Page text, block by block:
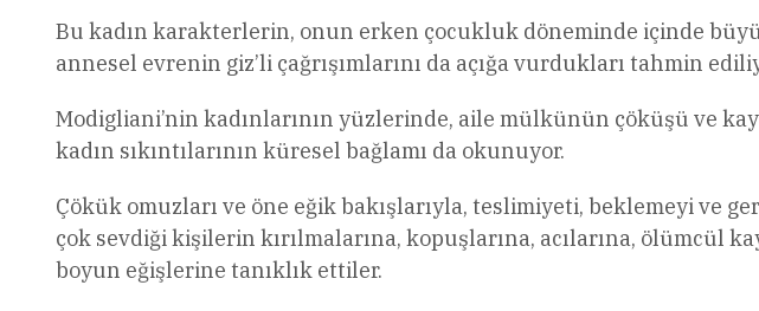
Bu kadın karakterlerin, onun erken çocukluk döneminde içinde
annesel evrenin giz’li çağrışımlarını da açığa vurdukları tahmin
Modigliani’nin kadınlarının yüzlerinde, aile mülkünün çöküşü ve
kadın sıkıntılarının küresel bağlamı da okunuyor.
Çökük omuzları ve öne eğik bakışlarıyla, teslimiyeti, beklemeyi ve
çok sevdiği kişilerin kırılmalarına, kopuşlarına, acılarına, ölümcül
boyun eğişlerine tanıklık ettiler.